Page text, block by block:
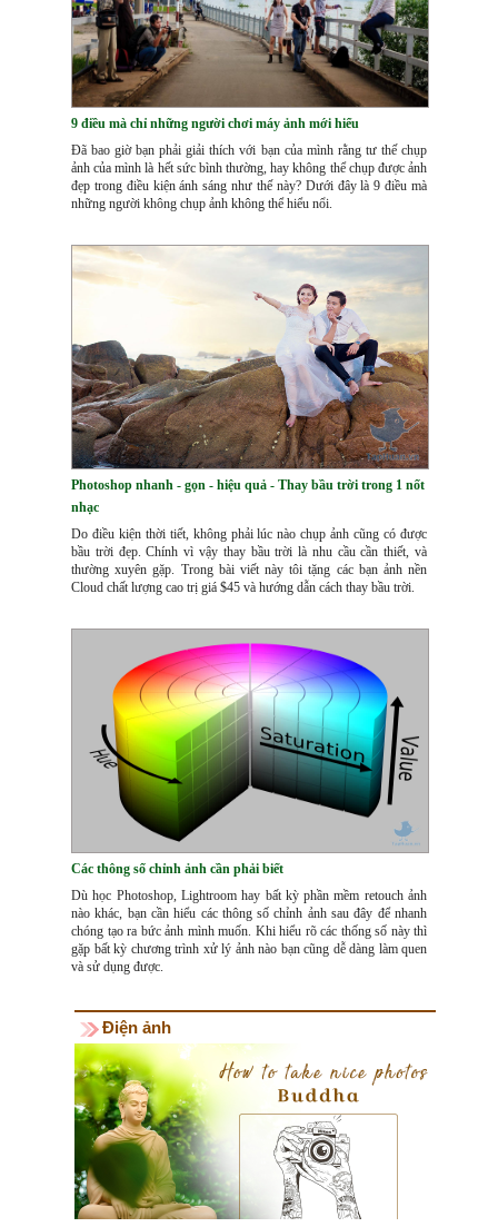
9 điều mà chỉ những người chơi máy ảnh mới hiểu
Đã bao giờ bạn phải giải thích với bạn của mình rằng tư thế chụp
ảnh của mình là hết sức bình thường, hay không thể chụp được ảnh
đẹp trong điều kiện ánh sáng như thế này? Dưới đây là 9 điều mà
những người không chụp ảnh không thể hiểu nổi.
Photoshop nhanh - gọn - hiệu quả - Thay bầu trời trong 1 nốt
nhạc
Do điều kiện thời tiết, không phải lúc nào chụp ảnh cũng có được
bầu trời đẹp. Chính vì vậy thay bầu trời là nhu cầu cần thiết, và
thường xuyên gặp. Trong bài viết này tôi tặng các bạn ảnh nền
Cloud chất lượng cao trị giá $45 và hướng dẫn cách thay bầu trời.
Các thông số chỉnh ảnh cần phải biết
Dù học Photoshop, Lightroom hay bất kỳ phần mềm retouch ảnh
nào khác, bạn cần hiểu các thông số chỉnh ảnh sau đây để nhanh
chóng tạo ra bức ảnh mình muốn. Khi hiểu rõ các thống số này thì
gặp bất kỳ chương trình xử lý ảnh nào bạn cũng dễ dàng làm quen
và sử dụng được.
Điện ảnh